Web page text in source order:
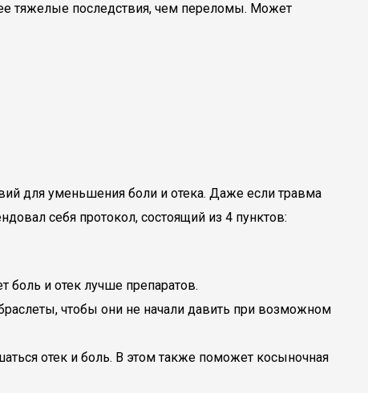
тяжелые последствия, чем переломы. Может
для уменьшения боли и отека. Даже если травма
себя протокол, состоящий из 4 пунктов:
боль и отек лучше препаратов.
чтобы они не начали давить при возможном
отек и боль. В этом также поможет косыночная